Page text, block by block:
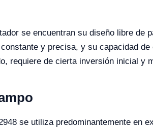
se encuentran su diseño libre de
y precisa, y su capacidad
requiere de cierta inversión inicial y
se utiliza predominantemente en